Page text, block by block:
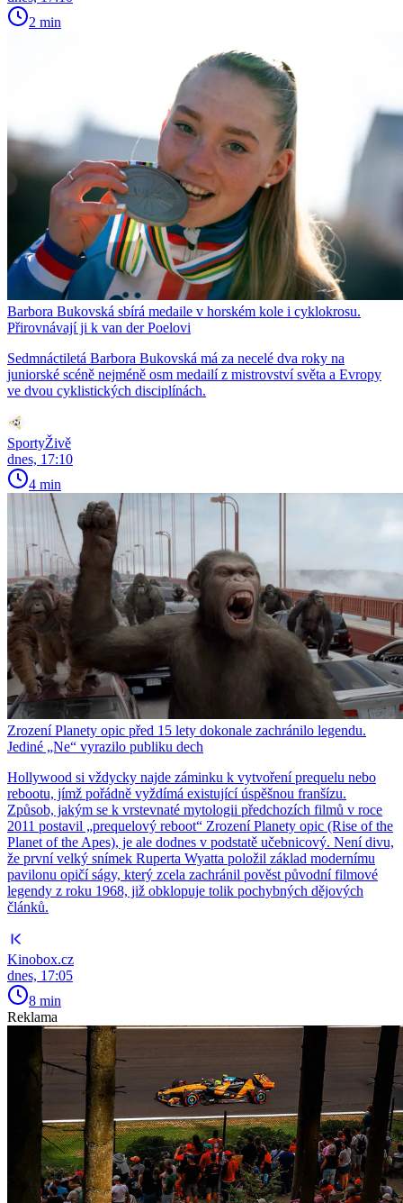
2 min
Barbora Bukovská sbírá medaile v horském kole i cyklokrosu.
Přirovnávají ji k van der Poelovi
Sedmnáctiletá Barbora Bukovská má za necelé dva roky na
juniorské scéně nejméně osm medailí z mistrovství světa a Evropy
ve dvou cyklistických disciplínách.
SportyŽivě
dnes, 17:10
4 min
Zrození Planety opic před 15 lety dokonale zachránilo legendu.
Jediné „Ne“ vyrazilo publiku dech
Hollywood si vždycky najde záminku k vytvoření prequelu nebo
rebootu, jímž pořádně vyždímá existující úspěšnou franšízu.
Způsob, jakým se k vrstevnaté mytologii předchozích filmů v roce
2011 postavil „prequelový reboot“ Zrození Planety opic (Rise of the
Planet of the Apes), je ale dodnes v podstatě učebnicový. Není divu,
že první velký snímek Ruperta Wyatta položil základ modernímu
pavilonu opičí ságy, který zcela zachránil pověst původní filmové
legendy z roku 1968, již obklopuje tolik pochybných dějových
článků.
Kinobox.cz
dnes, 17:05
8 min
Reklama